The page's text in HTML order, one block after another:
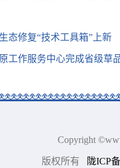
态修复“技术工具箱”上新
工作服务中心完成省级草
Copyright
版权所有 陇ICP